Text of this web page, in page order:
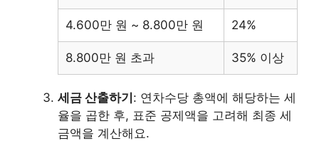
4.600만 원 ~ 8.800만 원 24%
8.800만 원 초과 35% 이상
세금 산출하기: 연차수당 총액에 해당하는 세
율을 곱한 후, 표준 공제액을 고려해 최종 세
금액을 계산해요.